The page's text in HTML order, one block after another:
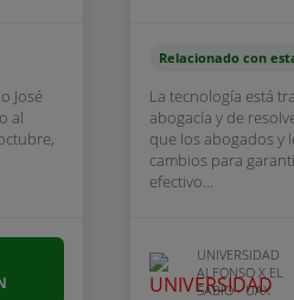
José
al
Relacionado con
La tecnología está
abogacía y de
que los abogados y
cambios para
efectivo...
UNIVERSIDAD
ALFONSO X EL
SABIO - UAX